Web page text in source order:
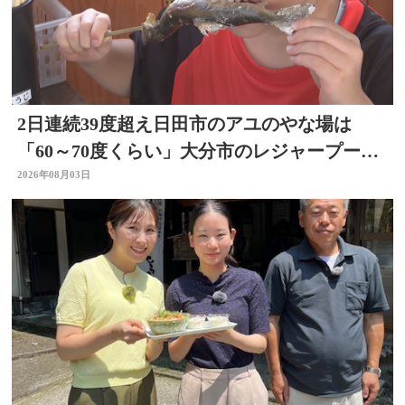
2日連続39度超え日田市のアユのやな場は
「60～70度くらい」大分市のレジャープール
も賑わう 大分
2026年08月03日